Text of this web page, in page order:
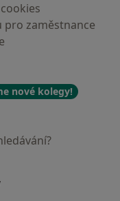
pro zaměstnance
nové kolegy!